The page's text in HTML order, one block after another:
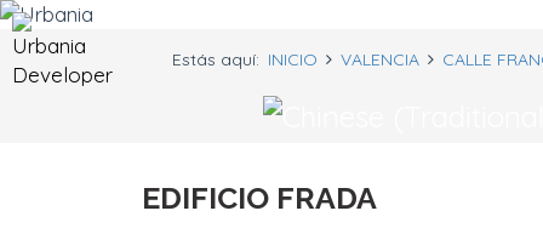
Estás aquí: INICIO VALENCIA CALLE
EDIFICIO FRADA